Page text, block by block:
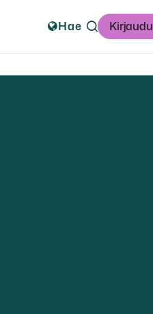
Hae Kirjaudu